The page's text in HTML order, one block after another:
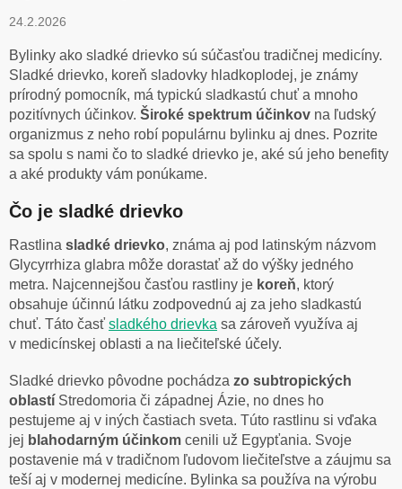
24.2.2026
Bylinky ako sladké drievko sú súčasťou tradičnej medicíny.
Sladké drievko, koreň sladovky hladkoplodej, je známy
prírodný pomocník, má typickú sladkastú chuť a mnoho
pozitívnych účinkov. Široké spektrum účinkov na ľudský
organizmus z neho robí populárnu bylinku aj dnes. Pozrite
sa spolu s nami čo to sladké drievko je, aké sú jeho benefity
a aké produkty vám ponúkame.
Čo je sladké drievko
Rastlina sladké drievko, známa aj pod latinským názvom
Glycyrrhiza glabra môže dorastať až do výšky jedného
metra. Najcennejšou časťou rastliny je koreň, ktorý
obsahuje účinnú látku zodpovednú aj za jeho sladkastú
chuť. Táto časť sladkého drievka sa zároveň využíva aj
v medicínskej oblasti a na liečiteľské účely.
Sladké drievko pôvodne pochádza zo subtropických
oblastí Stredomoria či západnej Ázie, no dnes ho
pestujeme aj v iných častiach sveta. Túto rastlinu si vďaka
jej blahodarným účinkom cenili už Egypťania. Svoje
postavenie má v tradičnom ľudovom liečiteľstve a záujmu sa
teší aj v modernej medicíne. Bylinka sa používa na výrobu